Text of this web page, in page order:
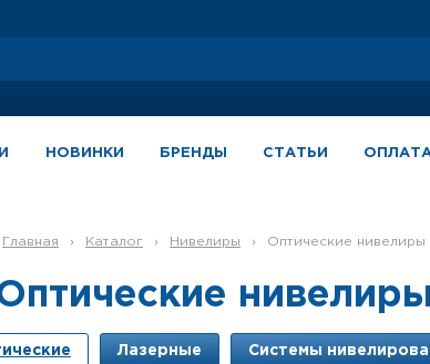
НОВИНКИ БРЕНДЫ СТАТЬИ
Главная › Каталог › Нивелиры › Оптические нивелиры
нивелиры
Лазерные Системы